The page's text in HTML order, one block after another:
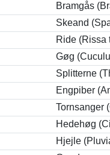
Bramgås
Skeand
Ride (Rissa
Gøg
Splitterne
Engpiber
Tornsanger
Hedehøg
Hjejle